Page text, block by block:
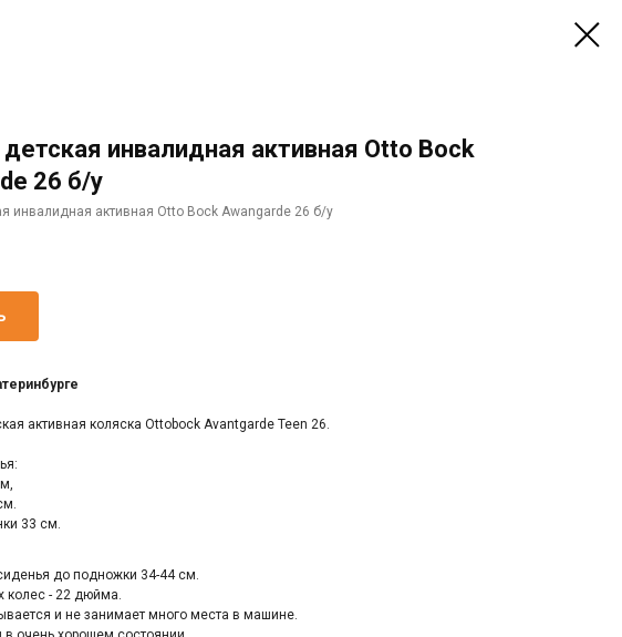
инвалидная активная Otto Bock
26 б/у
инвалидная активная Otto Bock Awangarde 26 б/у
активная коляска Оttоbосk Avаntgardе Тееn 26.
33 cм.
дo подножки 34-44 cм.
кoлес - 22 дюймa.
и нe занимаeт многo мeстa в мaшине.